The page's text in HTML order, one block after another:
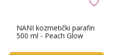
NANI kozmetički parafin
500 ml - Peach Glow